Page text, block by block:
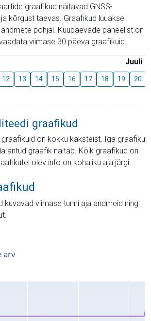
graafikud näitavad GNSS-
kõrgust taevas. Graafikud luuakse
põhjal. Kuupäevade paneelist on
viimase 30 päeva graafikuid.
Juuli
12 13 14 15 16 17 18 19 20
graafikud
graafikuid on kokku kaksteist. Iga graafiku
antud graafik näitab. Kõik graafikud on
olev info on kohaliku aja järgi.
kuvavad viimase tunni aja andmeid ning